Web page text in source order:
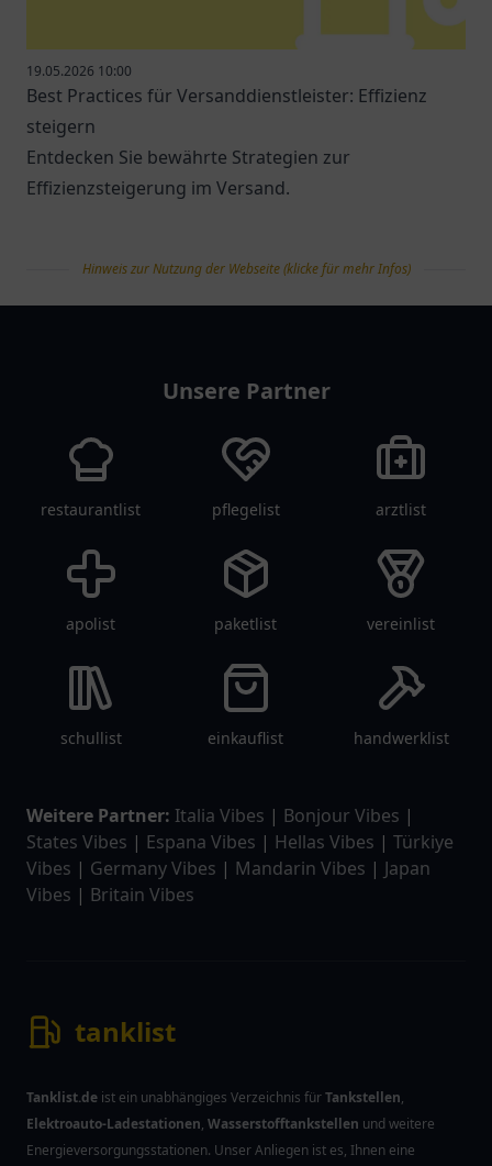
19.05.2026 10:00
Best Practices für Versanddienstleister: Effizienz
steigern
Entdecken Sie bewährte Strategien zur
Effizienzsteigerung im Versand.
Hinweis zur Nutzung der Webseite (klicke für mehr Infos)
Unsere Partner
restaurantlist pflegelist arztlist
apolist paketlist vereinlist
schullist einkauflist handwerklist
Weitere Partner: Italia Vibes | Bonjour Vibes |
States Vibes | Espana Vibes | Hellas Vibes | Türkiye
Vibes | Germany Vibes | Mandarin Vibes | Japan
Vibes | Britain Vibes
tanklist
Tanklist.de ist ein unabhängiges Verzeichnis fürTankstellen,
Elektroauto-Ladestationen, Wasserstofftankstellen und weitere
Energieversorgungsstationen. Unser Anliegen ist es, Ihnen eine